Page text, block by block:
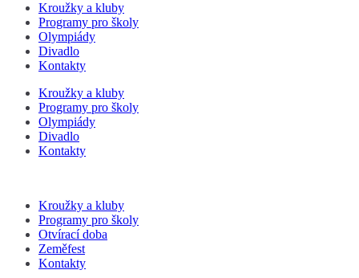
Kroužky a kluby
Programy pro školy
Olympiády
Divadlo
Kontakty
Kroužky a kluby
Programy pro školy
Olympiády
Divadlo
Kontakty
Kroužky a kluby
Programy pro školy
Otvírací doba
Zeměfest
Kontakty